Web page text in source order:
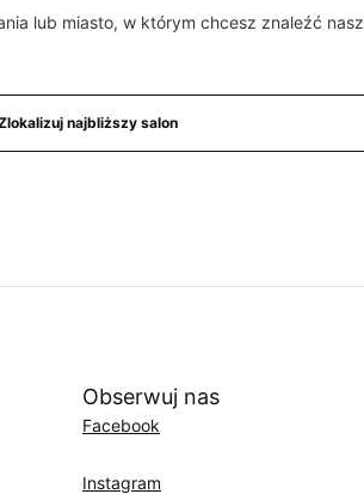
lub miasto, w którym chcesz znaleźć nasz
najbliższy salon
Obserwuj nas
Facebook
Instagram